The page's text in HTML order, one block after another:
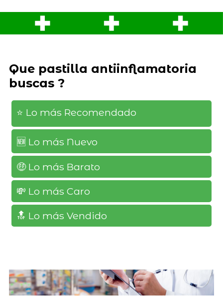
Que pastilla antiinflamatoria
buscas ?
⭐️ Lo más Recomendado
🆕️ Lo más Nuevo
🤑 Lo más Barato
💸 Lo más Caro
🔝 Lo más Vendido